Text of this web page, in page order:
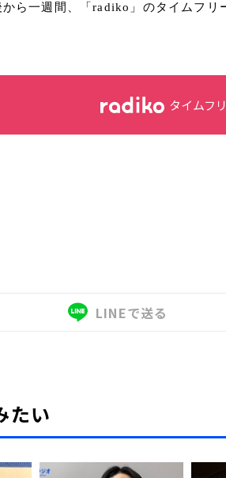
ら一週間、「radiko」のタイムフリ
タイムフ
LINEで送る
たい